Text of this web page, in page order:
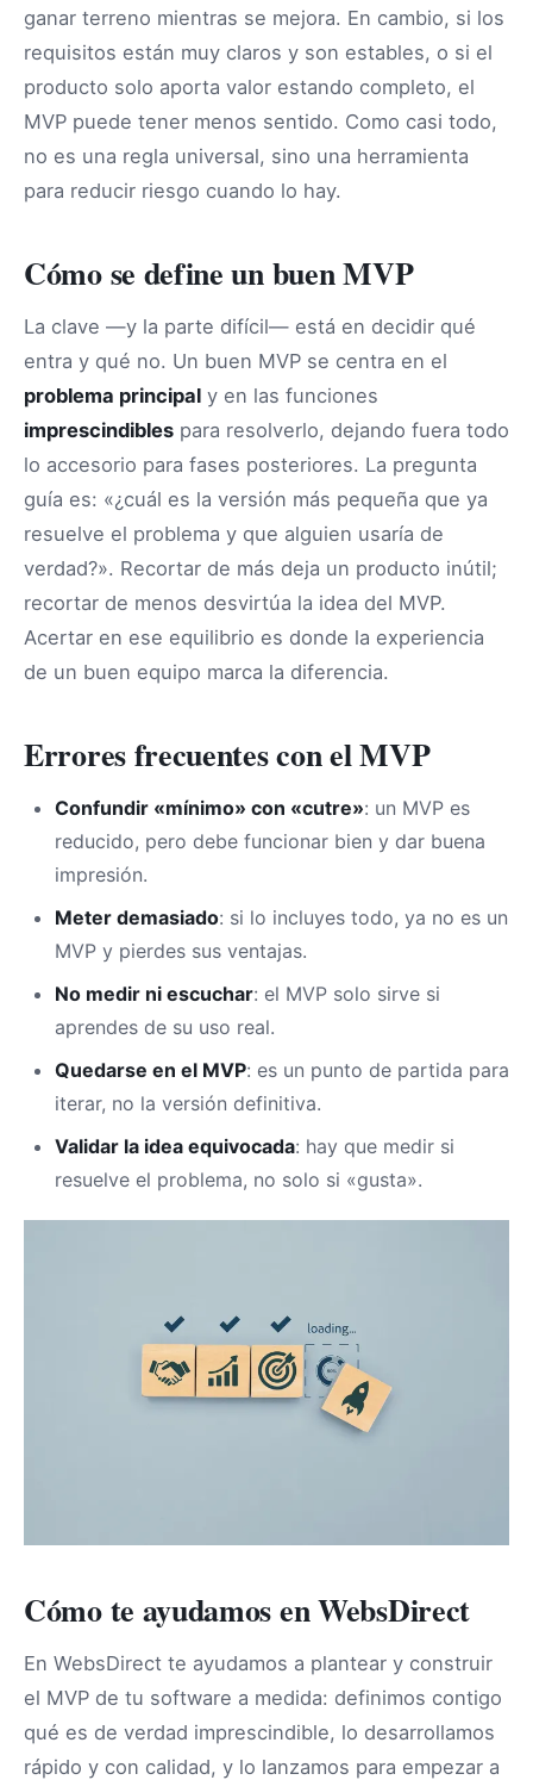
ganar terreno mientras se mejora. En cambio, si los
requisitos están muy claros y son estables, o si el
producto solo aporta valor estando completo, el
MVP puede tener menos sentido. Como casi todo,
no es una regla universal, sino una herramienta
para reducir riesgo cuando lo hay.
Cómo se define un buen MVP
La clave —y la parte difícil— está en decidir qué
entra y qué no. Un buen MVP se centra en el
problema principal y en las funciones
imprescindibles para resolverlo, dejando fuera todo
lo accesorio para fases posteriores. La pregunta
guía es: «¿cuál es la versión más pequeña que ya
resuelve el problema y que alguien usaría de
verdad?». Recortar de más deja un producto inútil;
recortar de menos desvirtúa la idea del MVP.
Acertar en ese equilibrio es donde la experiencia
de un buen equipo marca la diferencia.
Errores frecuentes con el MVP
Confundir «mínimo» con «cutre»: un MVP es
reducido, pero debe funcionar bien y dar buena
impresión.
Meter demasiado: si lo incluyes todo, ya no es un
MVP y pierdes sus ventajas.
No medir ni escuchar: el MVP solo sirve si
aprendes de su uso real.
Quedarse en el MVP: es un punto de partida para
iterar, no la versión definitiva.
Validar la idea equivocada: hay que medir si
resuelve el problema, no solo si «gusta».
Cómo te ayudamos en WebsDirect
En WebsDirect te ayudamos a plantear y construir
el MVP de tu software a medida: definimos contigo
qué es de verdad imprescindible, lo desarrollamos
rápido y con calidad, y lo lanzamos para empezar a